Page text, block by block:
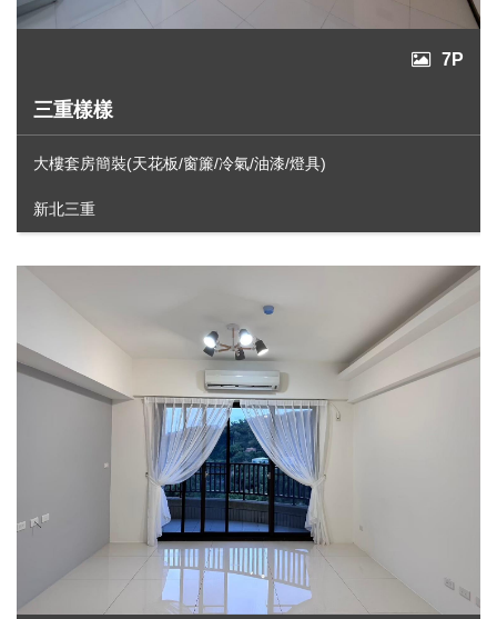
7P
三重樣樣
大樓套房簡裝(天花板/窗簾/冷氣/油漆/燈具)
新北三重